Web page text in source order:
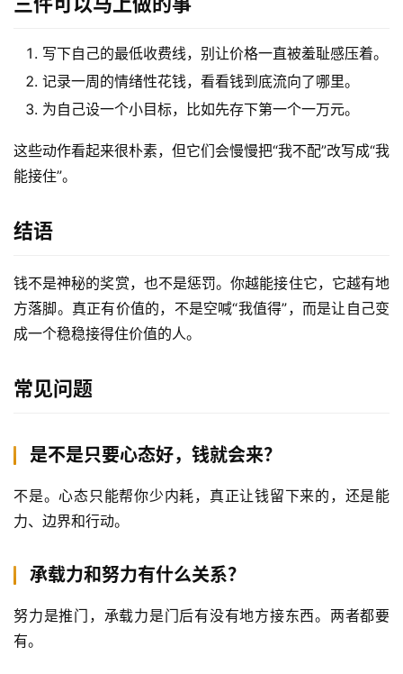
写下自己的最低收费线，别让价格一直被羞耻感压着。
记录一周的情绪性花钱，看看钱到底流向了哪里。
为自己设一个小目标，比如先存下第一个一万元。
这些动作看起来很朴素，但它们会慢慢把“我不配”改写成“我
能接住”。
结语
钱不是神秘的奖赏，也不是惩罚。你越能接住它，它越有地
方落脚。真正有价值的，不是空喊“我值得”，而是让自己变
成一个稳稳接得住价值的人。
常见问题
是不是只要心态好，钱就会来？
不是。心态只能帮你少内耗，真正让钱留下来的，还是能
力、边界和行动。
承载力和努力有什么关系？
努力是推门，承载力是门后有没有地方接东西。两者都要
有。